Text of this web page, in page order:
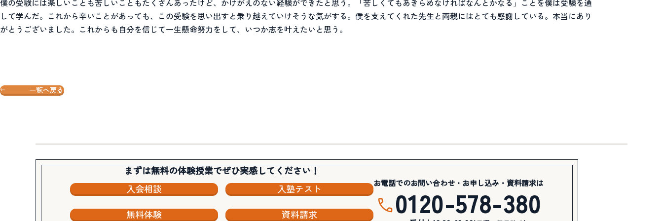
僕の受験には楽しいことも苦しいこともたくさんあったけど、かけがえのない経験ができたと思う。「苦しくてもあきらめなければなんとかなる」ことを僕は受験を通
して学んだ。これから辛いことがあっても、この受験を思い出すと乗り越えていけそうな気がする。僕を支えてくれた先生と両親にはとても感謝している。本当にあり
がとうございました。これからも自分を信じて一生懸命努力をして、いつか志を叶えたいと思う。
一覧へ戻る
まずは無料の体験授業でぜひ実感してください！
入会相談
入塾テスト
無料体験 資料請求
お電話でのお問い合わせ・お申し込み・資料請求は
0120-578-380